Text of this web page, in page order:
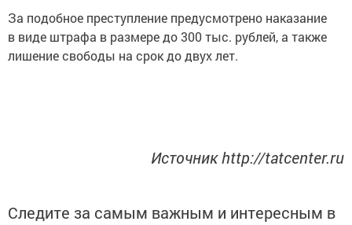
За подобное преступление предусмотрено наказание
в виде штрафа в размере до 300 тыс. рублей, а также
лишение свободы на срок до двух лет.
Источник http://tatcenter.ru
Следите за самым важным и интересным в